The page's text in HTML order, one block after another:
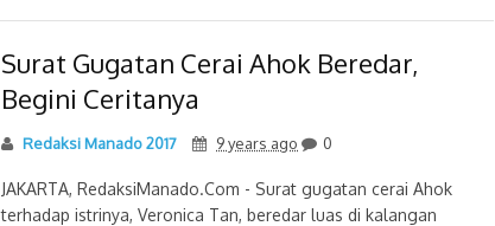
Surat Gugatan Cerai Ahok Beredar,
Begini Ceritanya
Redaksi Manado 2017 9 years ago 0
JAKARTA, RedaksiManado.Com - Surat gugatan cerai Ahok
terhadap istrinya, Veronica Tan, beredar luas di kalangan